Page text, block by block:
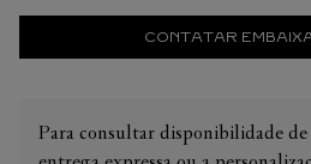
CONTATAR
Para consultar disponibilidade